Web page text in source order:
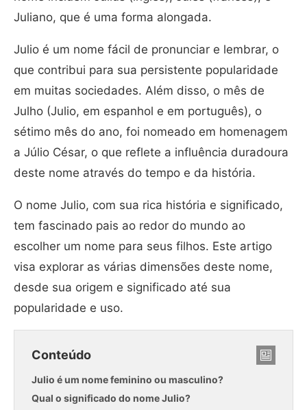
Juliano, que é uma forma alongada.
Julio é um nome fácil de pronunciar e lembrar, o
que contribui para sua persistente popularidade
em muitas sociedades. Além disso, o mês de
Julho (Julio, em espanhol e em português), o
sétimo mês do ano, foi nomeado em homenagem
a Júlio César, o que reflete a influência duradoura
deste nome através do tempo e da história.
O nome Julio, com sua rica história e significado,
tem fascinado pais ao redor do mundo ao
escolher um nome para seus filhos. Este artigo
visa explorar as várias dimensões deste nome,
desde sua origem e significado até sua
popularidade e uso.
Conteúdo
Julio é um nome feminino ou masculino?
Qual o significado do nome Julio?